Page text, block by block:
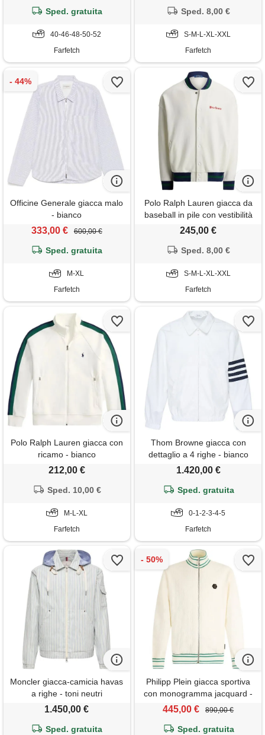
Sped. gratuita
40-46-48-50-52
Farfetch
Sped. 8,00 €
S-M-L-XL-XXL
Farfetch
Officine Generale giacca malo
- bianco
333,00 € 600,00 €
Sped. gratuita
M-XL
Farfetch
Polo Ralph Lauren giacca da
baseball in pile con vestibilità
comoda - bianco
245,00 €
Sped. 8,00 €
S-M-L-XL-XXL
Farfetch
Polo Ralph Lauren giacca con
ricamo - bianco
212,00 €
Sped. 10,00 €
M-L-XL
Farfetch
Thom Browne giacca con
dettaglio a 4 righe - bianco
1.420,00 €
Sped. gratuita
0-1-2-3-4-5
Farfetch
Moncler giacca-camicia havas
a righe - toni neutri
1.450,00 €
Sped. gratuita
Philipp Plein giacca sportiva
con monogramma jacquard -
bianco
445,00 € 890,00 €
Sped. gratuita